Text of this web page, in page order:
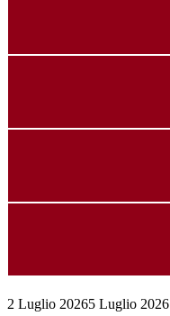
2 Luglio 20265 Luglio 2026